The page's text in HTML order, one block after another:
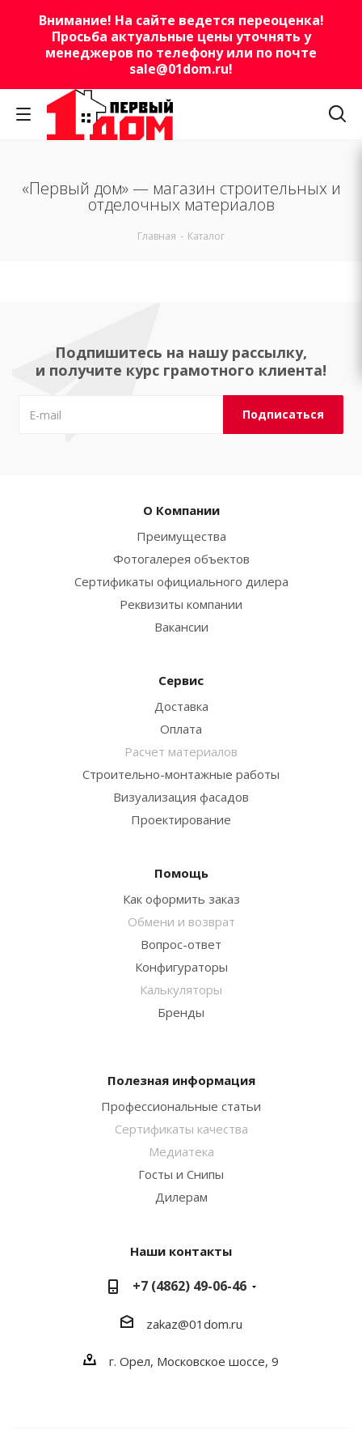
Внимание! На сайте ведется переоценка!
Просьба актуальные цены уточнять у
менеджеров по телефону или по почте
sale@01dom.ru!
«Первый дом» — магазин строительных и
отделочных материалов
Главная - Каталог
Подпишитесь на нашу рассылку,
и получите курс грамотного клиента!
О Компании
Преимущества
Фотогалерея объектов
Сертификаты официального дилера
Реквизиты компании
Вакансии
Сервис
Доставка
Оплата
Расчет материалов
Строительно-монтажные работы
Визуализация фасадов
Проектирование
Помощь
Как оформить заказ
Обмени и возврат
Вопрос-ответ
Конфигураторы
Калькуляторы
Бренды
Полезная информация
Профессиональные статьи
Сертификаты качества
Медиатека
Госты и Снипы
Дилерам
Наши контакты
+7 (4862) 49-06-46
zakaz@01dom.ru
г. Орел, Московское шоссе, 9